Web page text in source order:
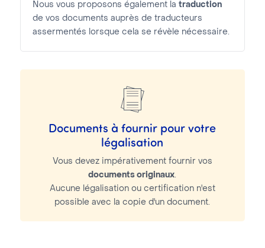
Nous vous proposons également la traduction
de vos documents auprès de traducteurs
assermentés lorsque cela se révèle nécessaire.
Documents à fournir pour votre
légalisation
Vous devez impérativement fournir vos
documents originaux.
Aucune légalisation ou certification n'est
possible avec la copie d'un document.